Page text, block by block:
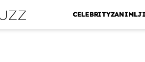
CELEBRITY